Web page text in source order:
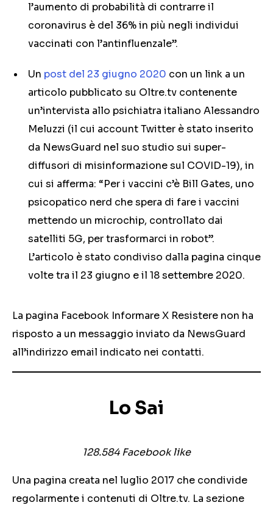
l’aumento di probabilità di contrarre il
coronavirus è del 36% in più negli individui
vaccinati con l’antinfluenzale”.
Un post del 23 giugno 2020 con un link a un
articolo pubblicato su Oltre.tv contenente
un’intervista allo psichiatra italiano Alessandro
Meluzzi (il cui account Twitter è stato inserito
da NewsGuard nel suo studio sui super-
diffusori di misinformazione sul COVID-19), in
cui si afferma: “Per i vaccini c’è Bill Gates, uno
psicopatico nerd che spera di fare i vaccini
mettendo un microchip, controllato dai
satelliti 5G, per trasformarci in robot”.
L’articolo è stato condiviso dalla pagina cinque
volte tra il 23 giugno e il 18 settembre 2020.
La pagina Facebook Informare X Resistere non ha
risposto a un messaggio inviato da NewsGuard
all’indirizzo email indicato nei contatti.
Lo Sai
128.584 Facebook like
Una pagina creata nel luglio 2017 che condivide
regolarmente i contenuti di Oltre.tv. La sezione